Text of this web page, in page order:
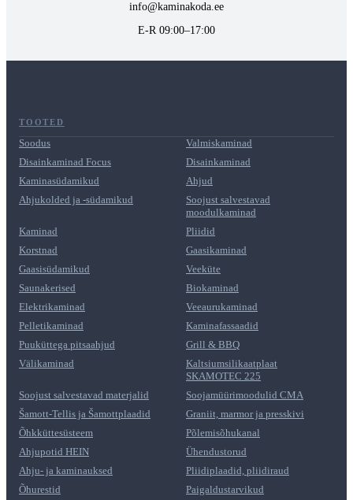
info@kaminakoda.ee
E-R 09:00–17:00
TOOTED
Soodus
Valmiskaminad
Disainkaminad Focus
Disainkaminad
Kaminasüdamikud
Ahjud
Ahjukolded ja -südamikud
Soojust salvestavad
moodulkaminad
Kaminad
Pliidid
Korstnad
Gaasikaminad
Gaasisüdamikud
Veeküte
Saunakerised
Biokaminad
Elektrikaminad
Veeaurukaminad
Pelletikaminad
Kaminafassaadid
Puuküttega pitsaahjud
Grill & BBQ
Välikaminad
Kaltsiumsilikaatplaat
SKAMOTEC 225
Soojust salvestavad materjalid
Soojamüürimoodulid CMA
Šamott-Tellis ja Šamottplaadid
Graniit, marmor ja presskivi
Õhkküttesüsteem
Põlemisõhukanal
Ahjupotid HEIN
Ühendustorud
Ahju- ja kaminauksed
Pliidiplaadid, pliidiraud
Õhurestid
Paigaldustarvikud